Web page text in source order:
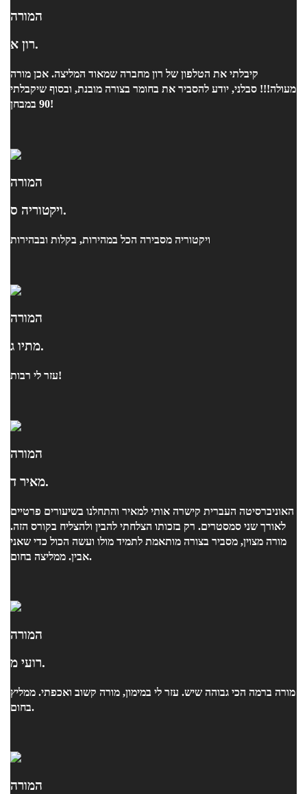
המורה
רון א.
קיבלתי את הטלפון של רון מחברה שמאוד המליצה. אכן מורה
מעולה!!! סבלני, יודע להסביר את בחומר בצורה מובנת, ובסוף שיקבלתי
90 במבחן!
המורה
ויקטוריה ס.
ויקטוריה מסבירה הכל במהירות, בקלות ובבהירות
המורה
מתיו ג.
עזר לי רבות!
המורה
מאיר ד.
האוניברסיטה העברית קישרה אותי למאיר והתחלנו בשיעורים פרטיים
לאורך שני סמסטרים. רק בזכותו הצלחתי להבין ולהצליח בקורס הזה.
מורה מצוין, מסביר בצורה מותאמת לתמיד מולו ועשה הכול כדי שאני
אבין. ממליצה בחום.
המורה
רועי מ.
מורה ברמה הכי גבוהה שיש. עזר לי במימון, מורה קשוב ואכפתי. ממליץ
בחום.
המורה